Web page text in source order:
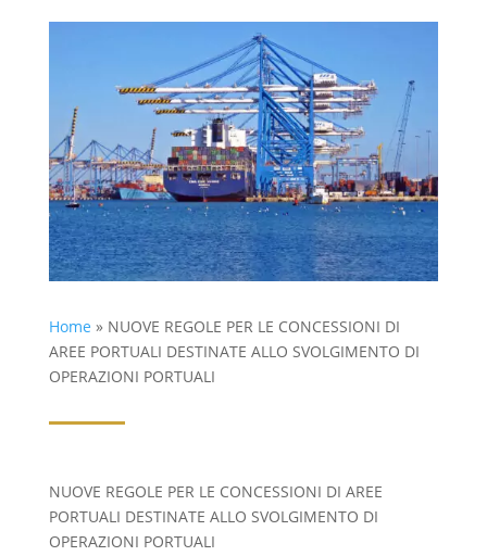
Home » NUOVE REGOLE PER LE CONCESSIONI DI
AREE PORTUALI DESTINATE ALLO SVOLGIMENTO DI
OPERAZIONI PORTUALI
NUOVE REGOLE PER LE CONCESSIONI DI AREE
PORTUALI DESTINATE ALLO SVOLGIMENTO DI
OPERAZIONI PORTUALI